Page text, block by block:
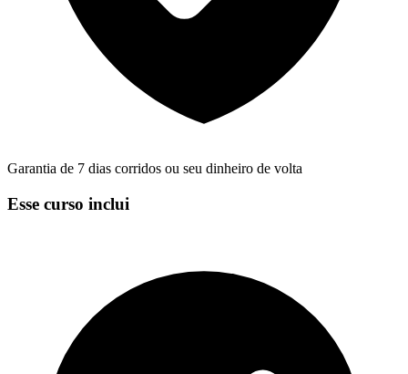
Garantia de 7 dias corridos ou seu dinheiro de volta
Esse curso inclui